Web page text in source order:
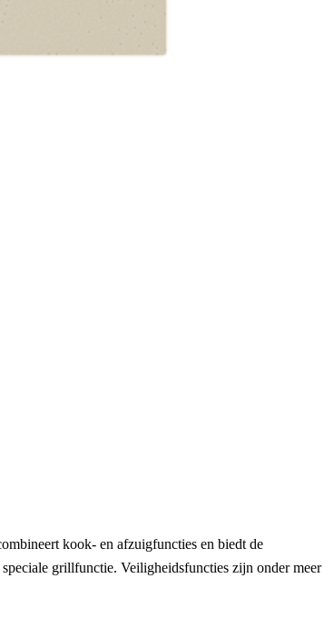
kook- en afzuigfuncties en biedt de
grillfunctie. Veiligheidsfuncties zijn onder meer